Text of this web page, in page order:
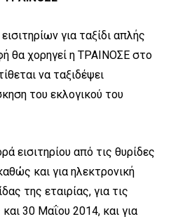
για ταξίδι απλής
θα χορηγεί η ΤΡΑΙΝΟΣΕ στο
να ταξιδέψει
του εκλογικού του
εισιτηρίου από τις θυρίδες
και για ηλεκτρονική
της εταιρίας, για τις
30 Μαΐου 2014, και για